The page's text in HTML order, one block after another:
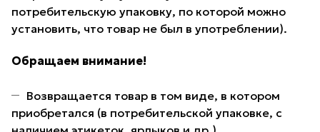
потребительскую упаковку, по которой можно
установить, что товар не был в употреблении).
Обращаем внимание!
Возвращается товар в том виде, в котором
приобретался (в потребительской упаковке, с